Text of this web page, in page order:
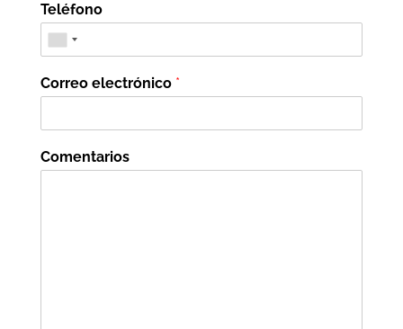
Teléfono
Correo electrónico *
Comentarios